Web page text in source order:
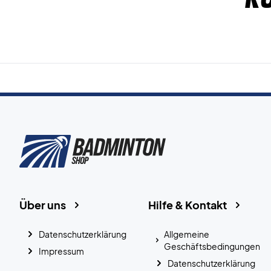
Hilfe & Kontakt
Allgemeine
Geschäftsbedingungen
Datenschutzerklärung
Über uns
Datenschutzerklärung
Impressum